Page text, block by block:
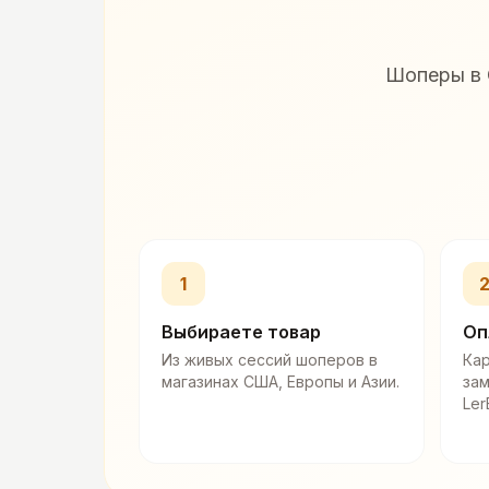
Шоперы в
1
Выбираете товар
Из живых сессий шоперов в
магазинах США, Европы и Азии.
2